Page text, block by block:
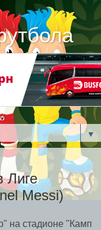
▼
Лиге
Messi)
на стадионе "Камп